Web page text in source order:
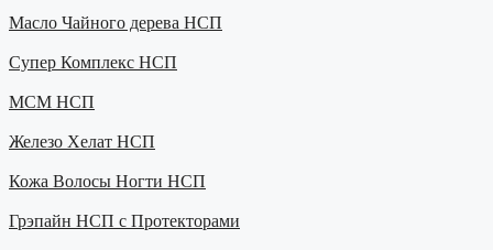
Масло Чайного дерева НСП
Супер Комплекс НСП
МСМ НСП
Железо Хелат НСП
Кожа Волосы Ногти НСП
Грэпайн НСП с Протекторами